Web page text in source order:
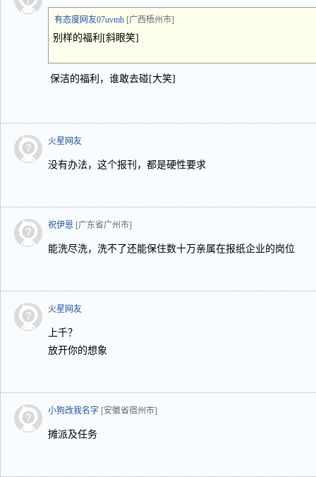
有态度网友07uvmh [广西梧州市]
别样的福利[斜眼笑]
保洁的福利，谁敢去碰[大笑]
火星网友
没有办法，这个报刊，都是硬性要求
祝伊恩 [广东省广州市]
能洗尽洗，洗不了还能保住数十万亲属在报纸企业的岗位
火星网友
上千？
放开你的想象
小狗改我名字 [安徽省宿州市]
摊派及任务